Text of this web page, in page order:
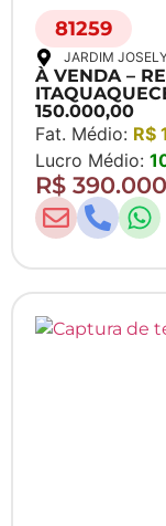
81259
JARDIM
À VENDA –
150.000,00
Fat. Médio: R$
Lucro Médio:
R$